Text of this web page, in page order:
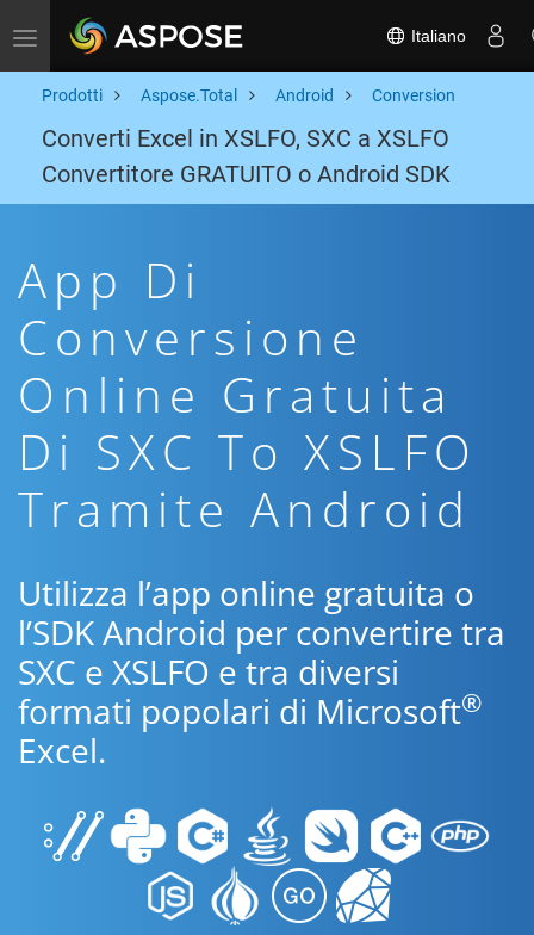
Toggle navigation Italiano
Prodotti Aspose.Total Android Conversion
Converti Excel in XSLFO, SXC a XSLFO
Convertitore GRATUITO o Android SDK
App Di
Conversione
Online Gratuita
Di SXC To XSLFO
Tramite Android
Utilizza l’app online gratuita o
l’SDK Android per convertire tra
SXC e XSLFO e tra diversi
formati popolari di Microsoft®
Excel.